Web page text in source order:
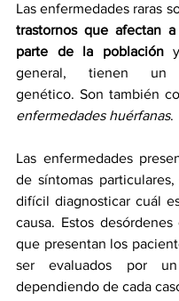
Las enfermedades raras
trastornos que afectan
parte de la población y
general, tienen un
enfermedades huérfanas.
Las enfermedades
de síntomas
difícil diagnosticar cuál
causa. Estos
que presentan los
ser evaluados por un
dependiendo de cada